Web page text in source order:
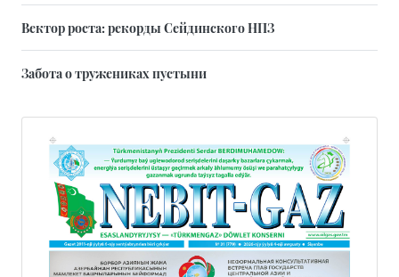
Вектор роста: рекорды Сейдинского НПЗ
Забота о тружениках пустыни